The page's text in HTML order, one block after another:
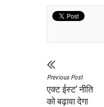
Previous Post
एक्ट ईस्ट’ नीति
को बढ़ावा देगा